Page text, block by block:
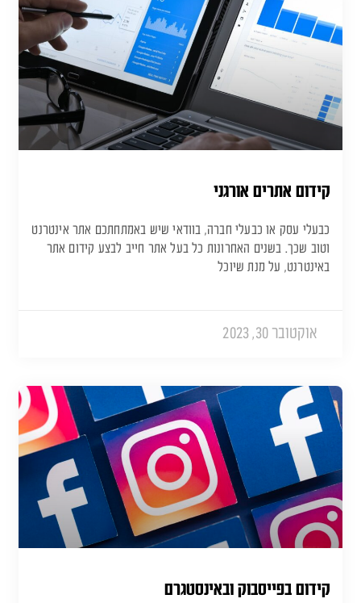
קידום אתרים אורגני
כבעלי עסק או כבעלי חברה, בוודאי שיש באמתחתכם אתר אינטרנט
וטוב שכך. בשנים האחרונות כל בעל אתר חייב לבצע קידום אתר
באינטרנט, על מנת שיוכל
אוקטובר 30, 2023
קידום בפייסבוק ובאינסטגרם